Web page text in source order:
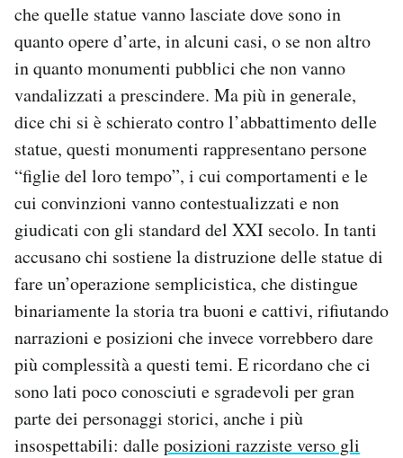
che quelle statue vanno lasciate dove sono in
quanto opere d’arte, in alcuni casi, o se non altro
in quanto monumenti pubblici che non vanno
vandalizzati a prescindere. Ma più in generale,
dice chi si è schierato contro l’abbattimento delle
statue, questi monumenti rappresentano persone
“figlie del loro tempo”, i cui comportamenti e le
cui convinzioni vanno contestualizzati e non
giudicati con gli standard del XXI secolo. In tanti
accusano chi sostiene la distruzione delle statue di
fare un’operazione semplicistica, che distingue
binariamente la storia tra buoni e cattivi, rifiutando
narrazioni e posizioni che invece vorrebbero dare
più complessità a questi temi. E ricordano che ci
sono lati poco conosciuti e sgradevoli per gran
parte dei personaggi storici, anche i più
insospettabili: dalleposizioni razziste verso gli